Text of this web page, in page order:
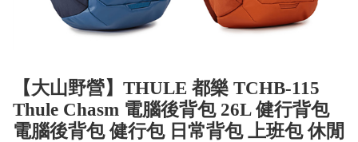
【大山野營】THULE 都樂 TCHB-115
Thule Chasm 電腦後背包 26L 健行背包
電腦後背包 健行包 日常背包 上班包 休閒